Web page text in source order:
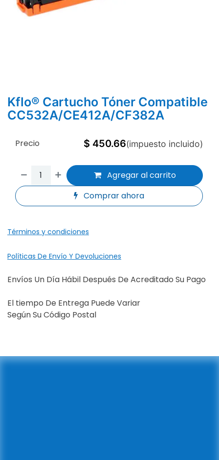
Kflo® Cartucho Tóner Compatible
CC532A/CE412A/CF382A
Agregar al carrito
Comprar ahora
Precio $ 450.66(impuesto incluido)
Términos y condiciones
Políticas De Envío Y Devoluciones
Envíos Un Día Hábil Después De Acreditado Su Pago
El tiempo De Entrega Puede Variar
Según Su Código Postal